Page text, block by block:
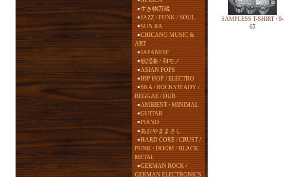
生き物万歳
JAZZ / FUNK / SOUL
SUN RA
CHICANO MUSIC &
ART
JAPANESE
歌謡曲 / 和モノ
ASIAN POPS
HIP HOP / ELECTRO
SKA / ROCKSTEADY /
REGGAE / DUB
AMBIENT / MINIMAL
GUITAR
PIANO
あおやままさし
HARD CORE / CRUST /
PUNK / DOOM / BLACK
METAL
GERMAN ROCK /
GERMAN ELECTRONICS
SAMPLESS T-SHIRT / 9-
65